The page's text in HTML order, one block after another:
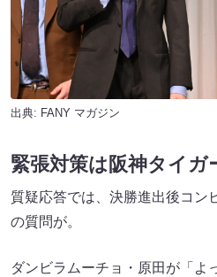
出典: FANY マガジン
緊張対策は阪神タイ
質疑応答では、決勝進出後コン
の質問が。
ダンビラムーチョ・原田が「よ